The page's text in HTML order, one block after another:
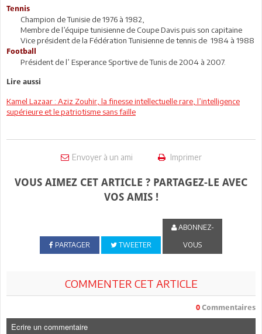
Tennis
Champion de Tunisie de 1976 à 1982,
Membre de l’équipe tunisienne de Coupe Davis puis son capitaine
Vice président de la Fédération Tunisienne de tennis de 1984 à 1988
Football
Président de l’ Esperance Sportive de Tunis de 2004 à 2007.
Lire aussi
Kamel Lazaar : Aziz Zouhir, la finesse intellectuelle rare, l’intelligence
supérieure et le patriotisme sans faille
Envoyer à un ami Imprimer
VOUS AIMEZ CET ARTICLE ? PARTAGEZ-LE AVEC
VOS AMIS !
PARTAGER TWEETER
ABONNEZ-
VOUS
COMMENTER CET ARTICLE
0 Commentaires
Ecrire un commentaire